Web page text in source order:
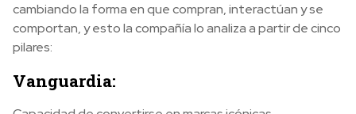
cambiando la forma en que compran, interactúan y se
comportan, y esto la compañía lo analiza a partir de cinco
pilares:
Vanguardia: